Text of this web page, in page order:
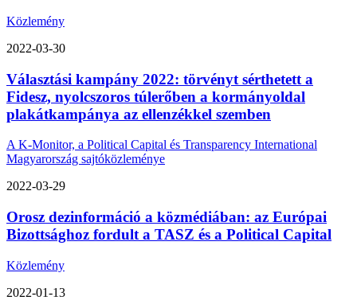
Közlemény
2022-03-30
Választási kampány 2022: törvényt sérthetett a
Fidesz, nyolcszoros túlerőben a kormányoldal
plakátkampánya az ellenzékkel szemben
A K-Monitor, a Political Capital és Transparency International
Magyarország sajtóközleménye
2022-03-29
Orosz dezinformáció a közmédiában: az Európai
Bizottsághoz fordult a TASZ és a Political Capital
Közlemény
2022-01-13